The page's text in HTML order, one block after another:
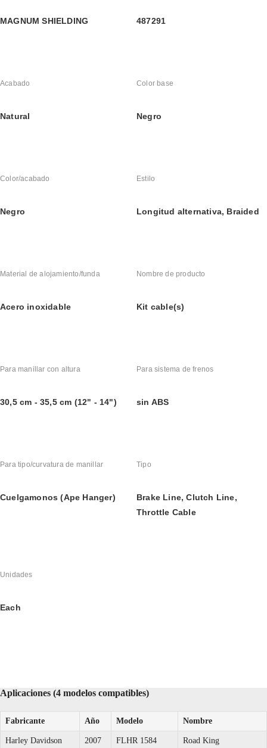
MAGNUM SHIELDING 487291
Acabado
Natural
Color base
Negro
Color/acabado
Negro
Estilo
Longitud alternativa, Braided
Material de alojamiento/funda
Acero inoxidable
Nombre de producto
Kit cable(s)
Para manillar con altura
30,5 cm - 35,5 cm (12" - 14")
Para sistema de frenos
sin ABS
Para tipo/curvatura de manillar
Cuelgamonos (Ape Hanger)
Tipo
Brake Line, Clutch Line,
Throttle Cable
Unidades
Each
Aplicaciones (4 modelos compatibles)
Fabricante Año Modelo Nombre
Harley Davidson 2007 FLHR 1584 Road King